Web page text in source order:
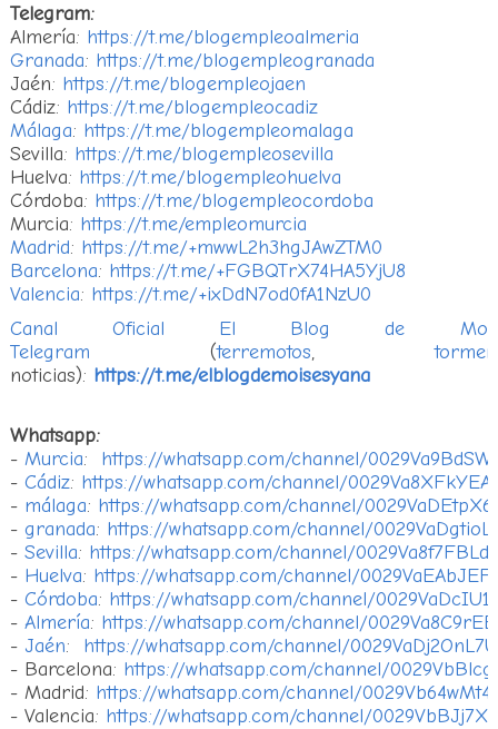
Telegram:
Almería: https://t.me/blogempleoalmeria
Granada: https://t.me/blogempleogranada
Jaén: https://t.me/blogempleojaen
Cádiz: https://t.me/blogempleocadiz
Málaga: https://t.me/blogempleomalaga
Sevilla: https://t.me/blogempleosevilla
Huelva: https://t.me/blogempleohuelva
Córdoba: https://t.me/blogempleocordoba
Murcia: https://t.me/empleomurcia
Madrid: https://t.me/+mwwL2h3hgJAwZTM0
Barcelona: https://t.me/+FGBQTrX74HA5YjU8
Valencia: https://t.me/+ixDdN7od0fA1NzU0
Canal Oficial El Blog de
Telegram (terremotos,
noticias): https://t.me/elblogdemoisesyana
Whatsapp:
- Murcia:
https://whatsapp.com/channel/
- Cádiz: https://whatsapp.com/channel/
- málaga: https://whatsapp.com/channel/
- granada: https://whatsapp.com/channel/
- Sevilla: https://whatsapp.com/channel/
- Huelva: https://whatsapp.com/channel/
- Córdoba: https://whatsapp.com/channel/
- Almería: https://whatsapp.com/channel/
- Jaén:
https://whatsapp.com/channel/
- Barcelona: https://whatsapp.com/channel/
- Madrid: https://whatsapp.com/channel/
- Valencia: https://whatsapp.com/channel/